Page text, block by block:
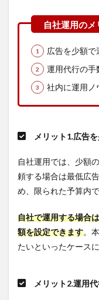
ント
4
LINE
広告
運用
の代
理店
を上
手に
のチ
クポ
ト
1.LINE
広告
の実
績が
豊富
広告を少額で
運用代行の手
社内に運用ノ
メリット1.広告
自社運用では、少額
頼する場合は最低広
め、限られた予算内
自社で運用する場合
額を設定できます。
たいといったケース
メリット2.運用